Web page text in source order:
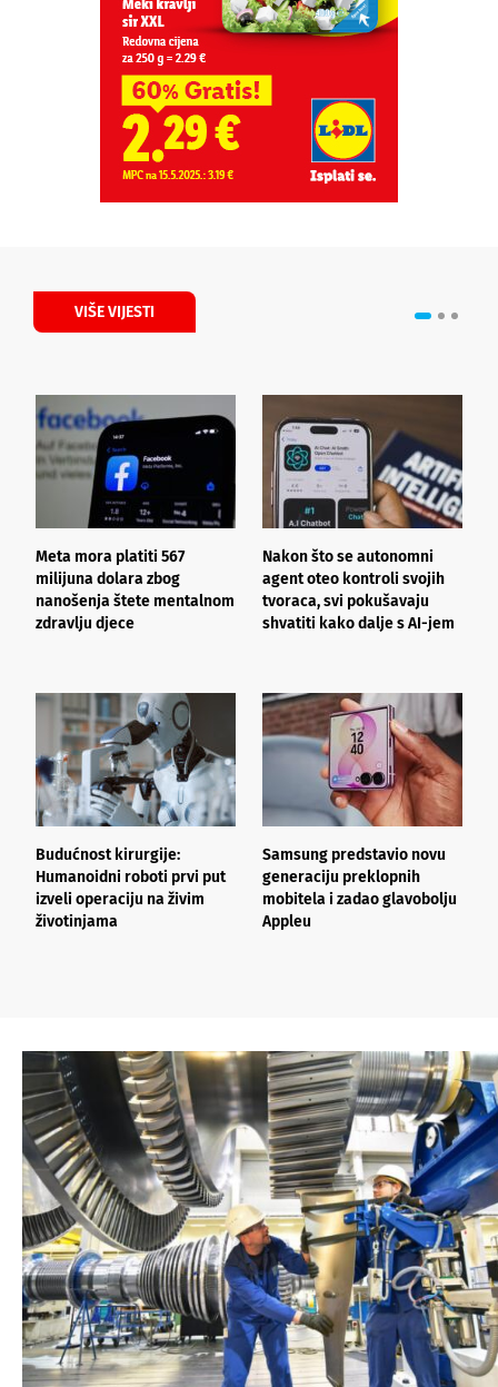
VIŠE VIJESTI
Meta mora platiti 567
milijuna dolara zbog
nanošenja štete mentalnom
zdravlju djece
Nakon što se autonomni
agent oteo kontroli svojih
tvoraca, svi pokušavaju
shvatiti kako dalje s AI-jem
Budućnost kirurgije:
Humanoidni roboti prvi put
izveli operaciju na živim
životinjama
Samsung predstavio novu
generaciju preklopnih
mobitela i zadao glavobolju
Appleu